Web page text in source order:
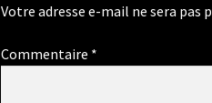
Votre adresse e-mail ne sera pas
Commentaire *